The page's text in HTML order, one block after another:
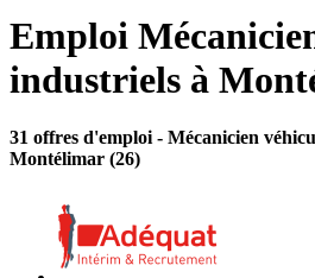
Emploi
industriels à
31 offres d'emploi - Mécanicien
Montélimar (26)